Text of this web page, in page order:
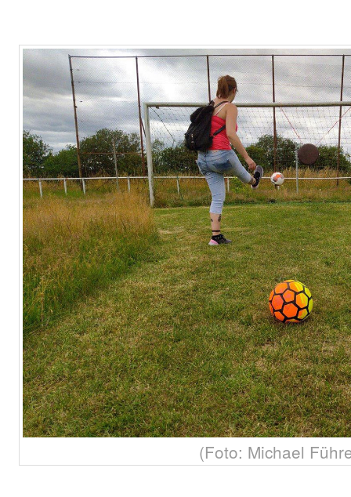
(Foto: Michael